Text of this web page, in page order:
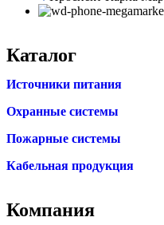
Каталог
Источники питания
Охранные системы
Пожарные системы
Кабельная продукция
Компания